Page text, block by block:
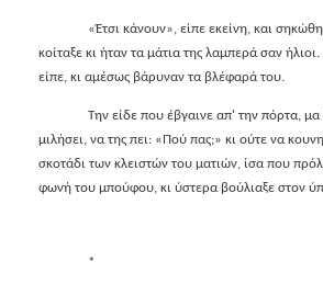
«Έτσι κάνουν», είπε εκείνη, και
κοίταξε κι ήταν τα μάτια της λαμπερά σαν
είπε, κι αμέσως βάρυναν τα βλέφαρά του.
Την είδε που έβγαινε απ' την πόρτα,
μιλήσει, να της πει: «Πού πας;» κι ούτε να
σκοτάδι των κλειστών του ματιών, ίσα που
φωνή του μπούφου, κι ύστερα βούλιαξε στον
*